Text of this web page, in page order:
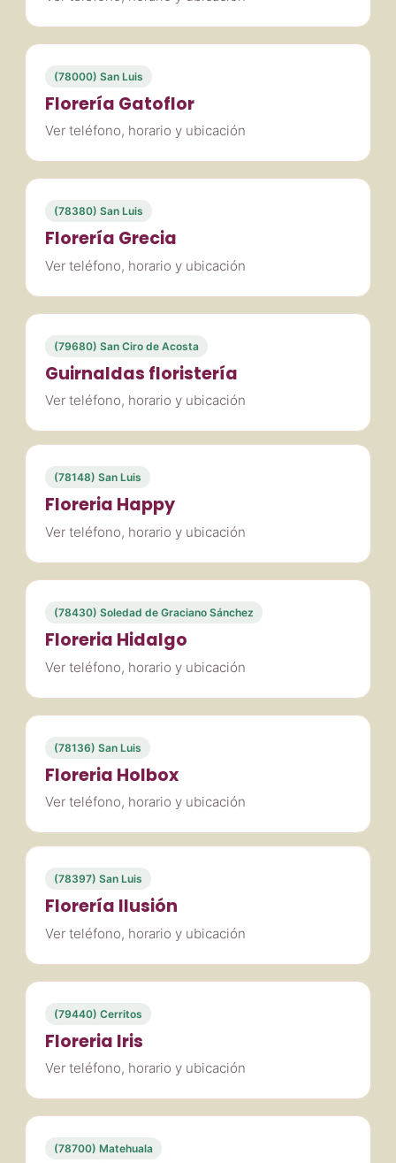
(78000) San Luis
Florería Gatoflor
Ver teléfono, horario y ubicación
(78380) San Luis
Florería Grecia
Ver teléfono, horario y ubicación
(79680) San Ciro de Acosta
Guirnaldas floristería
Ver teléfono, horario y ubicación
(78148) San Luis
Floreria Happy
Ver teléfono, horario y ubicación
(78430) Soledad de Graciano Sánchez
Floreria Hidalgo
Ver teléfono, horario y ubicación
(78136) San Luis
Floreria Holbox
Ver teléfono, horario y ubicación
(78397) San Luis
Florería Ilusión
Ver teléfono, horario y ubicación
(79440) Cerritos
Floreria Iris
Ver teléfono, horario y ubicación
(78700) Matehuala